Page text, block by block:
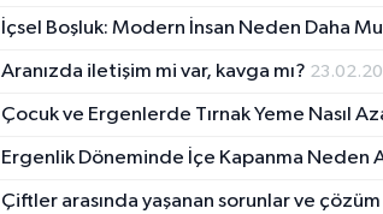
İçsel Boşluk: Modern İnsan Neden Daha
Aranızda iletişim mi var, kavga mı?
Çocuk ve Ergenlerde Tırnak Yeme Nasıl
Ergenlik Döneminde İçe Kapanma Neden
Çiftler arasında yaşanan sorunlar ve çözüm